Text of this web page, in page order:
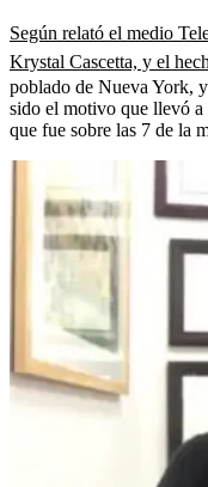
Según relató el medio
Krystal Cascetta, y el
poblado de Nueva York,
sido el motivo que llevó a
que fue sobre las 7 de la